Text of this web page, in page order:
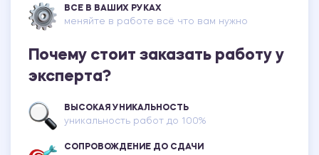
ВСЕ В ВАШИХ РУКАХ
меняйте в работе всё что вам нужно
Почему стоит заказать работу у
эксперта?
ВЫСОКАЯ УНИКАЛЬНОСТЬ
уникальность работ до 100%
СОПРОВОЖДЕНИЕ ДО СДАЧИ